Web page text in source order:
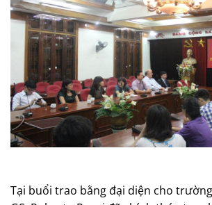
Tại buổi trao bằng đại diện cho